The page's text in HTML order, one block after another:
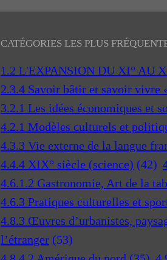
CATÉGORIES LES PLUS
1.2 L'EXPANSION DU XI° AU
2.3.4 Savoir bâtir et savoir vivre
3.2.1 Les idées économiques et
4.2.1 Modèles culturels et
4.3.3 Vie externe de la langue
4.4.4 XIX° siècle (science) (42)
4.6.1.2 Gastronomie, Art de la
4.6.3 Pratiques culturelles et
4.8.3 Œuvres d’urbanistes,
l’étranger (53)